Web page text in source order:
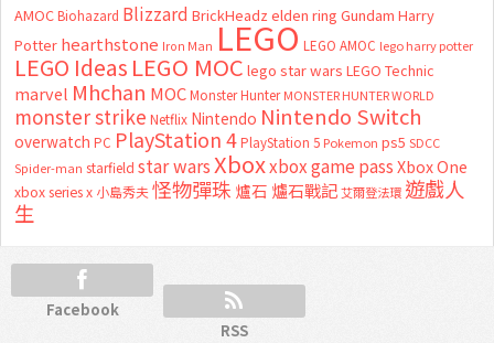
AMOC Biohazard Blizzard BrickHeadz elden ring Gundam Harry
Potter hearthstone Iron Man LEGO LEGO AMOC lego harry potter
LEGO Ideas LEGO MOC lego star wars LEGO Technic
marvel Mhchan MOC Monster Hunter MONSTER HUNTER WORLD
monster strike Netflix Nintendo Nintendo Switch
overwatch PC PlayStation 4 PlayStation 5 Pokemon ps5 SDCC
Spider-man starfield star warsXboxxbox game passXbox One
xbox series x 小島秀夫怪物彈珠 爐石 爐石戰記艾爾登法環 遊戲人
生
Facebook
RSS